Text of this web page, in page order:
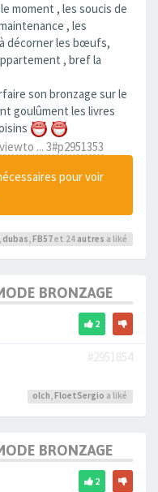
moment , les soucis de
, les
décorner les bœufs,
, bref la
son bronzage sur le
goulûment les livres
... 3#p2951353
pour voir
dubas FB57et 24 autres a liké
BRONZAGE
2
#2951854
olch, FloetSergio a liké
BRONZAGE
2